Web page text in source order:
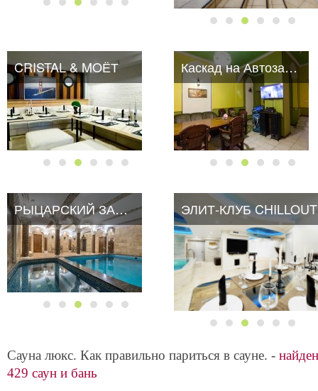
CRISTAL & MOЁТ Каскад на Автозаводской
РЫЦАРСКИЙ ЗАМОК
РЫЦАРСКИЙ ЗАМОК ЭЛИТ-КЛУБ CHILLOUT
Сауна люкс. Как правильно париться в сауне. -
429 саун и бань